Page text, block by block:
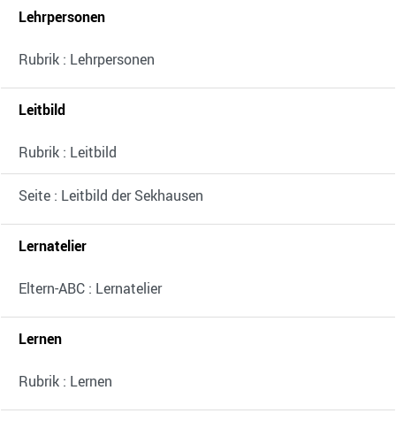
Lehrpersonen
Rubrik : Lehrpersonen
Leitbild
Rubrik : Leitbild
Seite : Leitbild der Sekhausen
Lernatelier
Eltern-ABC : Lernatelier
Lernen
Rubrik : Lernen